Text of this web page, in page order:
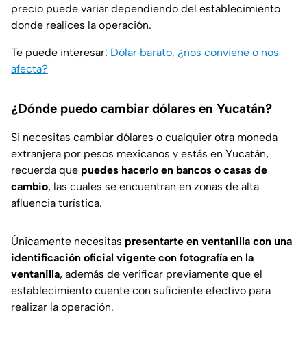
precio puede variar dependiendo del establecimiento
donde realices la operación.
Te puede interesar: Dólar barato, ¿nos conviene o nos
afecta?
¿Dónde puedo cambiar dólares en Yucatán?
Si necesitas cambiar dólares o cualquier otra moneda
extranjera por pesos mexicanos y estás en Yucatán,
recuerda que puedes hacerlo en bancos o casas de
cambio, las cuales se encuentran en zonas de alta
afluencia turística.
Únicamente necesitas presentarte en ventanilla con una
identificación oficial vigente con fotografía en la
ventanilla, además de verificar previamente que el
establecimiento cuente con suficiente efectivo para
realizar la operación.